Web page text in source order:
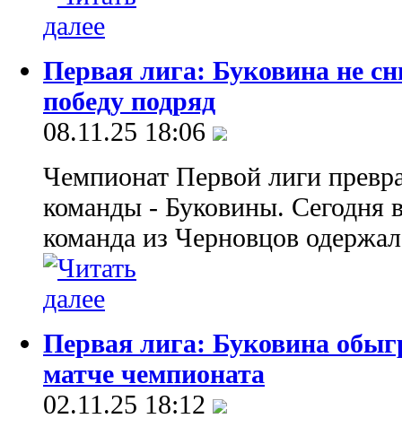
Первая лига: Буковина не
победу подряд
08.11.25 18:06
Чемпионат Первой лиги
команды - Буковины. Сегодня
команда из Черновцов
Первая лига: Буковина
матче чемпионата
02.11.25 18:12